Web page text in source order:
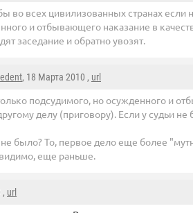
во всех цивилизованных странах если
и отбывающего наказание в
заседание и обратно увозят.
, 18 Марта 2010 , url
подсудимого, но осужденного и
делу (приговору). Если у судьи
было? То, первое дело еще более
видимо, еще раньше.
, url